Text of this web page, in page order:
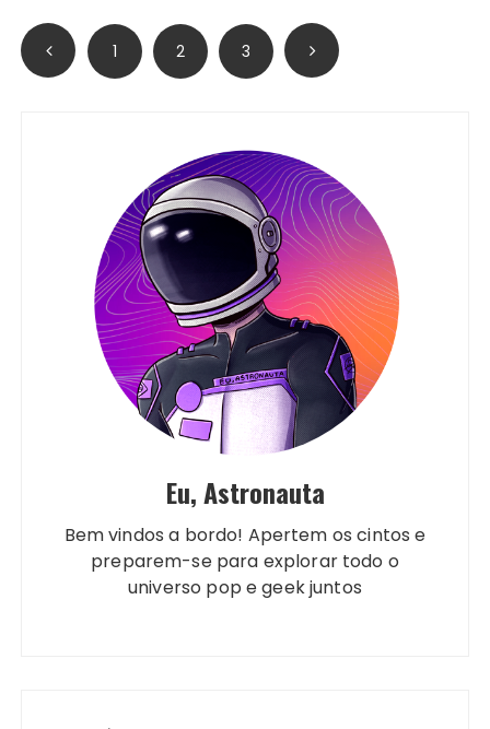
Paginação
de 1 2 3
Eu, Astronauta
Bem vindos a bordo! Apertem os cintos e
preparem-se para explorar todo o
universo pop e geek juntos